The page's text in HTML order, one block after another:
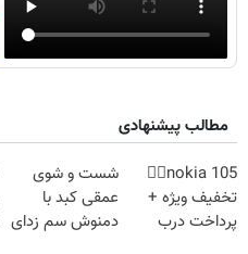
مطالب پیشنهادی
nokia 105👈🏻
تخفیف ویژه +
پرداخت درب
شست و شوی
عمقی کبد با
دمنوش سم زدای